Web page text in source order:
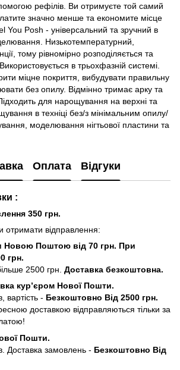
рефілів. Ви отримуєте той самий
значно менше та економите місце
You Posh - універсальний та зручний в
Низькотемпературний,
тому рівномірно розподіляється та
в трьохфазній системі.
міцне покриття, вибудувати правильну
без опилу. Відмінно тримає арку та
для нарощування на верхні та
в техніці без/з мінімальним опилу/
моделювання нігтьової пластини та
Оплата Відгуки
:
350 грн.
отримати відправлення:
Новою Поштою від 70 грн. При
грн.
2500 грн. Доставка безкоштовна.
кур’єром Нової Пошти.
вартість - Безкоштовно Від 2500 грн.
доставкою відправляються тільки за
Пошти.
Доставка замовлень - Безкоштовно Від